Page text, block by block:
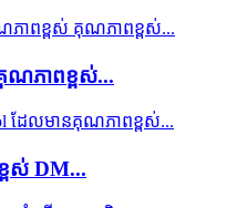
ណភាពខ្ពស់...
ស់ DM...